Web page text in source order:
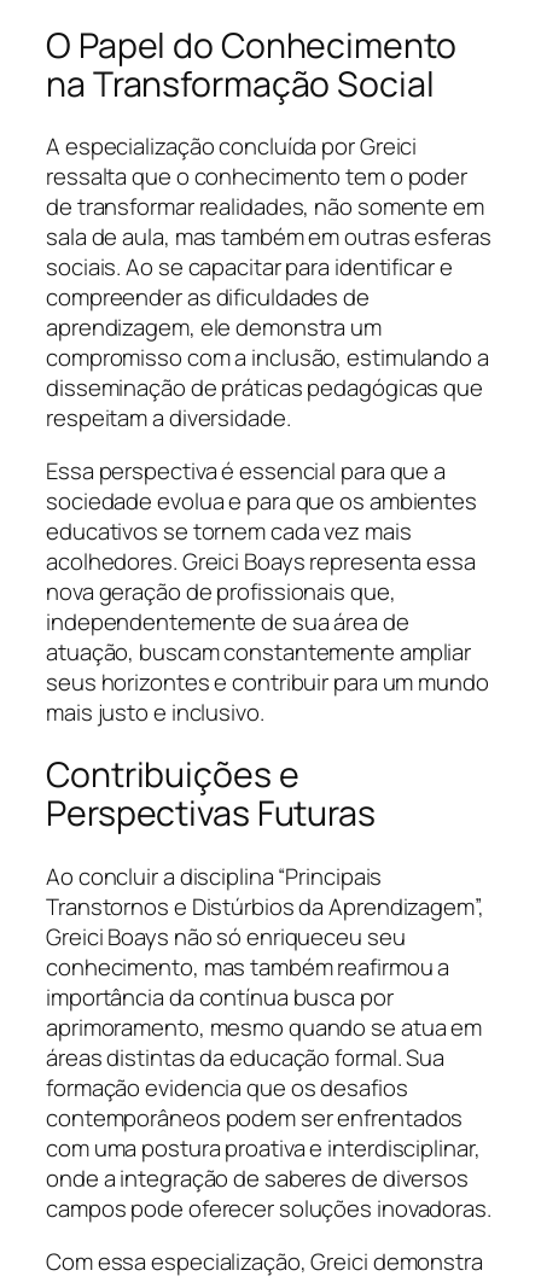
O Papel do Conhecimento
na Transformação Social
A especialização concluída por Greici
ressalta que o conhecimento tem o poder
de transformar realidades, não somente em
sala de aula, mas também em outras esferas
sociais. Ao se capacitar para identificar e
compreender as dificuldades de
aprendizagem, ele demonstra um
compromisso com a inclusão, estimulando a
disseminação de práticas pedagógicas que
respeitam a diversidade.
Essa perspectiva é essencial para que a
sociedade evolua e para que os ambientes
educativos se tornem cada vez mais
acolhedores. Greici Boays representa essa
nova geração de profissionais que,
independentemente de sua área de
atuação, buscam constantemente ampliar
seus horizontes e contribuir para um mundo
mais justo e inclusivo.
Contribuições e
Perspectivas Futuras
Ao concluir a disciplina “Principais
Transtornos e Distúrbios da Aprendizagem”,
Greici Boays não só enriqueceu seu
conhecimento, mas também reafirmou a
importância da contínua busca por
aprimoramento, mesmo quando se atua em
áreas distintas da educação formal. Sua
formação evidencia que os desafios
contemporâneos podem ser enfrentados
com uma postura proativa e interdisciplinar,
onde a integração de saberes de diversos
campos pode oferecer soluções inovadoras.
Com essa especialização, Greici demonstra